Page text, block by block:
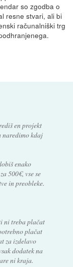
so zgodba o
resne stvari, ali bi
računalniški trg
en projekt
naredimo kdaj
enako
500€, vse se
in preobleke.
ni treba plačat
plačat
za izdelavo
dodatek na
ni kraja.